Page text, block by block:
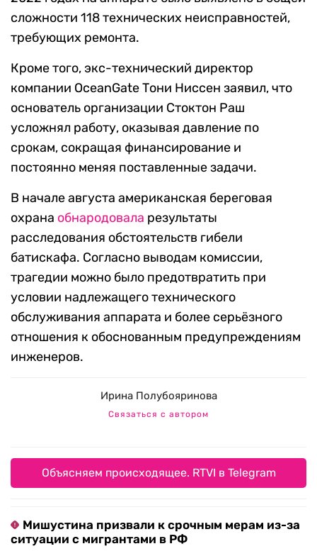
сложности 118 технических неисправностей,
требующих ремонта.
Кроме того, экс-технический директор
компании OceanGate Тони Ниссен заявил, что
основатель организации Стоктон Раш
усложнял работу, оказывая давление по
срокам, сокращая финансирование и
постоянно меняя поставленные задачи.
В начале августа американская береговая
охрана обнародовала результаты
расследования обстоятельств гибели
батискафа. Согласно выводам комиссии,
трагедии можно было предотвратить при
условии надлежащего технического
обслуживания аппарата и более серьёзного
отношения к обоснованным предупреждениям
инженеров.
Ирина Полубояринова
Связаться с автором
Объясняем происходящее. RTVI в Telegram
Мишустина призвали к срочным мерам из-за
ситуации с мигрантами в РФ